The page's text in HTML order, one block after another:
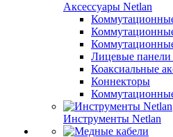
Аксессуары Netlan
Лицевые панели
Коаксиальные
Коннекторы
Инструменты Netlan